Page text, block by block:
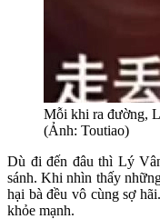
Mỗi khi ra đường,
(Ảnh: Toutiao)
Dù đi đến đâu thì Lý
sánh. Khi nhìn thấy
hại bà đều vô cùng sợ
khỏe mạnh.